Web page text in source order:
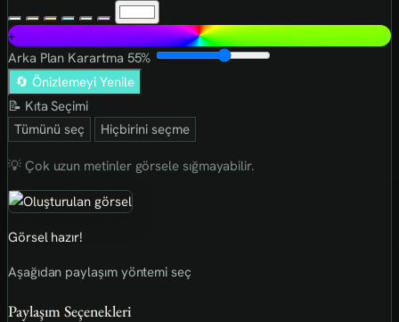
+
Arka Plan Karartma 55%
🔄 Önizlemeyi Yenile
📝 Kıta Seçimi
Tümünü seç
Hiçbirini seçme
💡 Çok uzun metinler görsele sığmayabilir.
Görsel hazır!
Aşağıdan paylaşım yöntemi seç
Paylaşım Seçenekleri